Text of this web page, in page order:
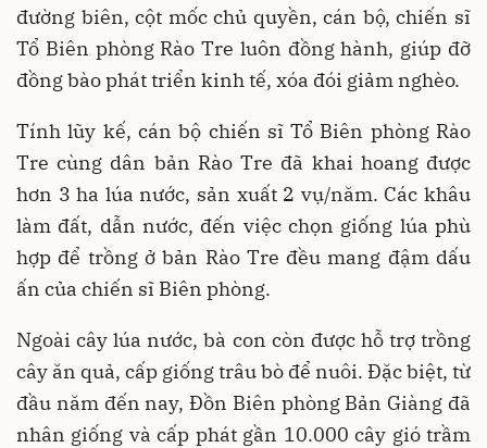
đường biên, cột mốc chủ quyền, cán bộ, chiến sĩ
Tổ Biên phòng Rào Tre luôn đồng hành, giúp đỡ
đồng bào phát triển kinh tế, xóa đói giảm nghèo.
Tính lũy kế, cán bộ chiến sĩ Tổ Biên phòng Rào
Tre cùng dân bản Rào Tre đã khai hoang được
hơn 3 ha lúa nước, sản xuất 2 vụ/năm. Các khâu
làm đất, dẫn nước, đến việc chọn giống lúa phù
hợp để trồng ở bản Rào Tre đều mang đậm dấu
ấn của chiến sĩ Biên phòng.
Ngoài cây lúa nước, bà con còn được hỗ trợ trồng
cây ăn quả, cấp giống trâu bò để nuôi. Đặc biệt, từ
đầu năm đến nay, Đồn Biên phòng Bản Giàng đã
nhân giống và cấp phát gần 10.000 cây gió trầm